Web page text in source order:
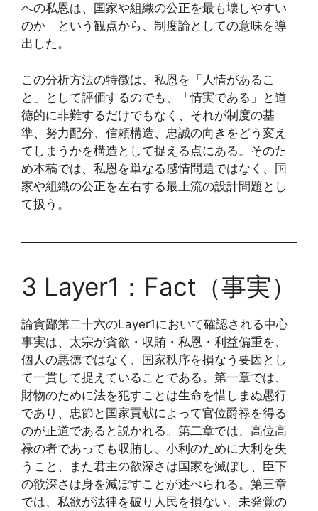
への私恩は、国家や組織の公正を最も壊しやすい
のか」という観点から、制度論としての意味を導
出した。
この分析方法の特徴は、私恩を「人情があるこ
と」として評価するのでも、「情実である」と道
徳的に非難するだけでもなく、それが制度の基
準、努力配分、信頼構造、忠誠の向きをどう変え
てしまうかを構造として捉える点にある。そのた
め本稿では、私恩を単なる感情問題ではなく、国
家や組織の公正を左右する最上流の設計問題とし
て扱う。
3 Layer1：Fact（事実）
論貪鄙第二十六のLayer1において確認される中心
事実は、太宗が貪欲・収賄・私恩・利益偏重を、
個人の悪徳ではなく、国家秩序を損なう要因とし
て一貫して捉えていることである。第一章では、
財物のために法を犯すことは生命を惜しまぬ愚行
であり、忠節と国家貢献によって官位爵禄を得る
のが正道であると説かれる。第二章では、高位高
禄の者であっても収賄し、小利のために大利を失
うこと、また君主の欲深さは国家を滅ぼし、臣下
の欲深さは身を滅ぼすことが述べられる。第三章
では、私欲が法律を破り人民を損ない、未発覚の